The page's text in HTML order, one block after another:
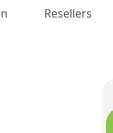
Resellers